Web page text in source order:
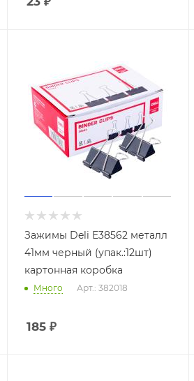
Зажимы Deli E38562 металл
41мм черный (упак.:12шт)
картонная коробка
Много Арт.: 382018
185₽